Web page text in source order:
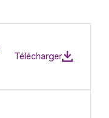
Télécharger